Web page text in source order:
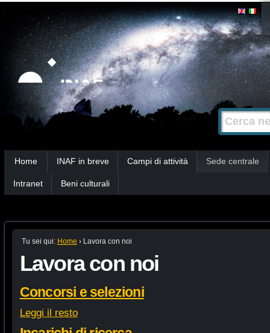
Strumenti
personali
Salta
contenuti.
|
Salta
alla
navigazione
Cerca nel
Ricerca
avanzata…
Home INAF in breve Campi di attività Sede centrale
Intranet Beni culturali
Tu sei qui: Home › Lavora con noi
Lavora con noi
Concorsi e selezioni
Leggi il resto